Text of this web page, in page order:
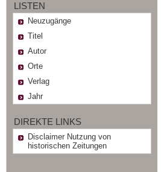
LISTEN
Neuzugänge
Titel
Autor
Orte
Verlag
Jahr
DIREKTE LINKS
Disclaimer Nutzung von
historischen Zeitungen